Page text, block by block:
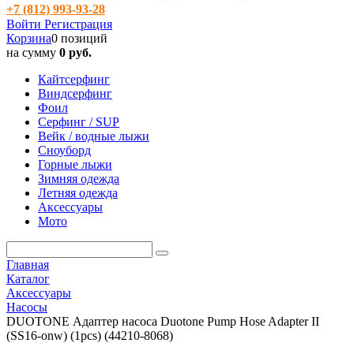
+7 (812) 993-93-28
Войти Регистрация
Корзина0 позиций
на сумму 0 руб.
Кайтсерфинг
Виндсерфинг
Фоил
Серфинг / SUP
Вейк / водные лыжи
Сноуборд
Горные лыжи
Зимняя одежда
Летняя одежда
Аксессуары
Мото
Главная
Каталог
Аксессуары
Насосы
DUOTONE Адаптер насоса Duotone Pump Hose Adapter II
(SS16-onw) (1pcs) (44210-8068)